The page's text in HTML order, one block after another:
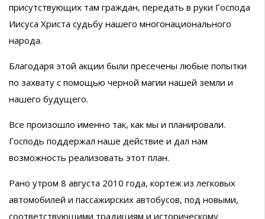
присутствующих там граждан, передать в руки Господа
Иисуса Христа судьбу нашего многонационального
народа.
Благодаря этой акции были пресечены любые попытки
по захвату с помощью черной магии нашей земли и
нашего будущего.
Все произошло именно так, как мы и планировали.
Господь поддержал наше действие и дал нам
возможность реализовать этот план.
Рано утром 8 августа 2010 года, кортеж из легковых
автомобилей и пассажирских автобусов, под новыми,
соответствующими традициям и историческому